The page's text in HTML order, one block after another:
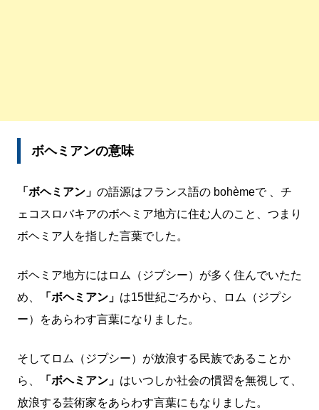
ボヘミアンの意味
「ボヘミアン」 の語源はフランス語の bohèmeで 、チ
ェコスロバキアのボヘミア地方に住む人のこと、つまり
ボヘミア人を指した言葉でした。
ボヘミア地方にはロム（ジプシー）が多く住んでいたた
め、
「ボヘミアン」 は15世紀ごろから、ロム（ジプシ
ー）をあらわす言葉になりました。
そしてロム（ジプシー）が放浪する民族であることか
ら、
「ボヘミアン」 はいつしか社会の慣習を無視して、
放浪する芸術家をあらわす言葉にもなりました。